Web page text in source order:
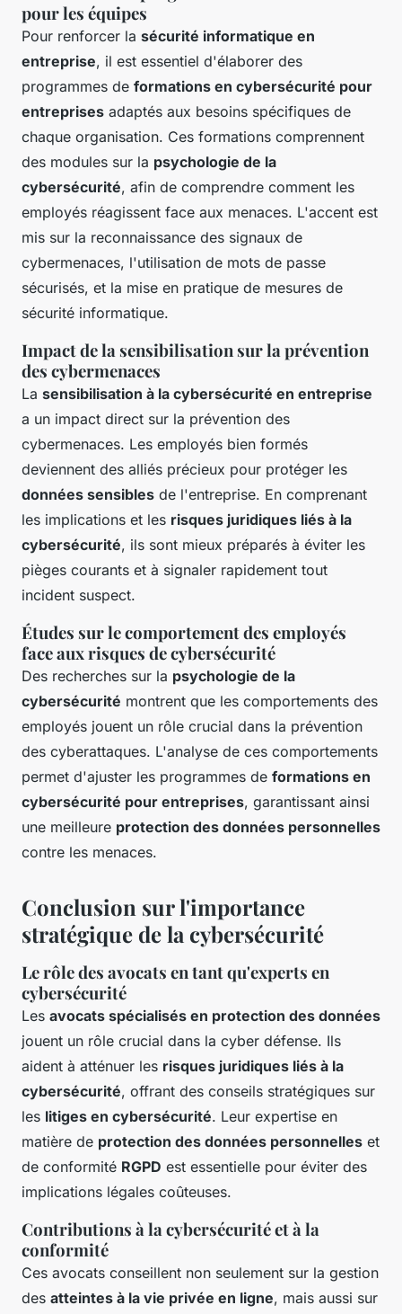
pour les équipes
Pour renforcer la sécurité informatique en
entreprise, il est essentiel d'élaborer des
programmes de formations en cybersécurité pour
entreprises adaptés aux besoins spécifiques de
chaque organisation. Ces formations comprennent
des modules sur la psychologie de la
cybersécurité, afin de comprendre comment les
employés réagissent face aux menaces. L'accent est
mis sur la reconnaissance des signaux de
cybermenaces, l'utilisation de mots de passe
sécurisés, et la mise en pratique de mesures de
sécurité informatique.
Impact de la sensibilisation sur la prévention
des cybermenaces
La sensibilisation à la cybersécurité en entreprise
a un impact direct sur la prévention des
cybermenaces. Les employés bien formés
deviennent des alliés précieux pour protéger les
données sensibles de l'entreprise. En comprenant
les implications et les risques juridiques liés à la
cybersécurité, ils sont mieux préparés à éviter les
pièges courants et à signaler rapidement tout
incident suspect.
Études sur le comportement des employés
face aux risques de cybersécurité
Des recherches sur la psychologie de la
cybersécurité montrent que les comportements des
employés jouent un rôle crucial dans la prévention
des cyberattaques. L'analyse de ces comportements
permet d'ajuster les programmes de formations en
cybersécurité pour entreprises, garantissant ainsi
une meilleure protection des données personnelles
contre les menaces.
Conclusion sur l'importance
stratégique de la cybersécurité
Le rôle des avocats en tant qu'experts en
cybersécurité
Les avocats spécialisés en protection des données
jouent un rôle crucial dans la cyber défense. Ils
aident à atténuer les risques juridiques liés à la
cybersécurité, offrant des conseils stratégiques sur
les litiges en cybersécurité. Leur expertise en
matière de protection des données personnelles et
de conformité RGPD est essentielle pour éviter des
implications légales coûteuses.
Contributions à la cybersécurité et à la
conformité
Ces avocats conseillent non seulement sur la gestion
des atteintes à la vie privée en ligne, mais aussi sur